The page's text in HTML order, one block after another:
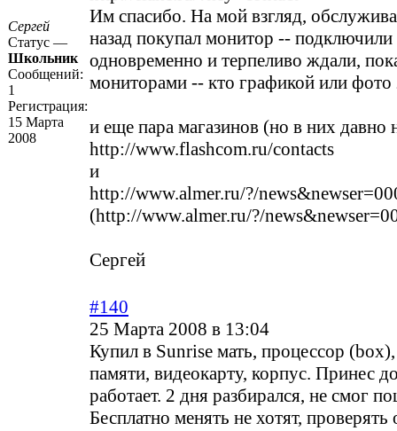
Сергей
Статус —
Школьник
Сообщений:
1
Регистрация:
15 Марта
2008
Им спасибо. На мой взгляд,
назад покупал монитор --
одновременно и терпеливо ждали,
мониторами -- кто графикой или фото
и еще пара магазинов (но в них давно
http://www.flashcom.ru/contacts
и
http://www.almer.ru/?/
(http://www.almer.ru/?/
Сергей
#140
25 Марта 2008 в 13:04
Купил в Sunrise мать, процессор
памяти, видеокарту, корпус. Принес
работает. 2 дня разбирался, не смог
Бесплатно менять не хотят,